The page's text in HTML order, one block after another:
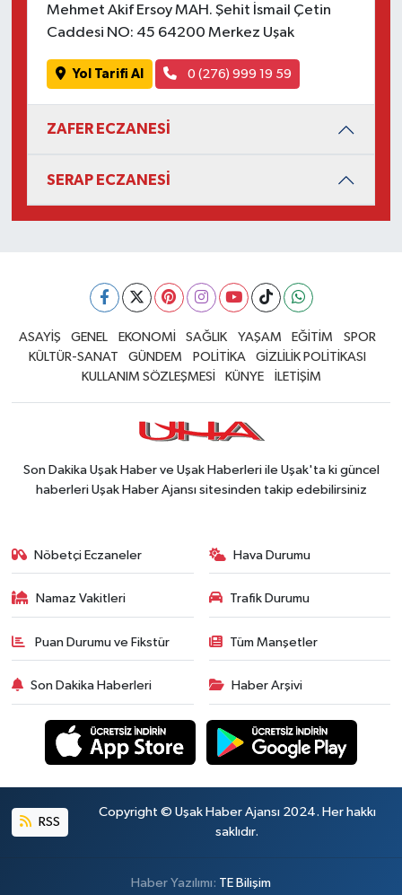
Mehmet Akif Ersoy MAH. Şehit İsmail Çetin
Caddesi NO: 45 64200 Merkez Uşak
Yol Tarifi Al 0 (276) 999 19 59
ZAFER ECZANESİ
SERAP ECZANESİ
ASAYİŞ GENEL EKONOMİ SAĞLIK YAŞAM EĞİTİM
SPOR
KÜLTÜR-SANAT
GÜNDEM POLİTİKA
GİZLİLİK POLİTİKASI
KULLANIM SÖZLEŞMESİ
KÜNYE İLETİŞİM
Son Dakika Uşak Haber ve Uşak Haberleri ile Uşak'ta ki güncel
haberleri Uşak Haber Ajansı sitesinden takip edebilirsiniz
Nöbetçi Eczaneler Hava Durumu
Namaz Vakitleri Trafik Durumu
Puan Durumu ve Fikstür Tüm Manşetler
Son Dakika Haberleri Haber Arşivi
RSS
Copyright © Uşak Haber Ajansı 2024. Her hakkı
saklıdır.
Haber Yazılımı: TE Bilişim